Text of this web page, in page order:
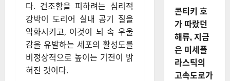
다. 건조함을 피하려는 심리적
강박이 도리어 실내 공기 질을
악화시키고, 이것이 뇌 속 우울
감을 유발하는 세포의 활성도를
비정상적으로 높이는 기전이 밝
혀진 것이다.
콘티키 호
가 따랐던
해류, 지금
은 미세플
라스틱의
고속도로가